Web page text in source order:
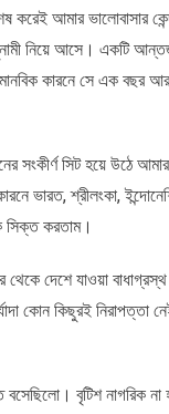
আমার ভালোবাসার
নিয়ে আসে। একটি
কারনে সে এক বছর
সংকীর্ণ সিট হয়ে উঠে
ভারত, শ্রীলংকা,
সিক্ত করতাম।
থেকে দেশে যাওয়া
কোন কিছুরই নিরাপত্তা
বসেছিলো। বৃটিশ নাগরিক